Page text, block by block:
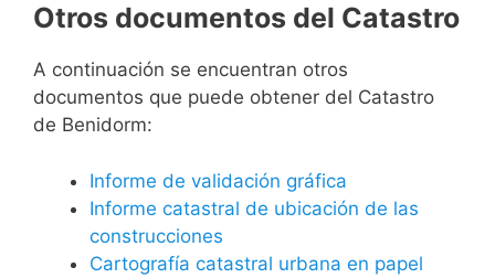
Otros documentos del Catastro
A continuación se encuentran otros
documentos que puede obtener del Catastro
de Benidorm:
Informe de validación gráfica
Informe catastral de ubicación de las
construcciones
Cartografía catastral urbana en papel